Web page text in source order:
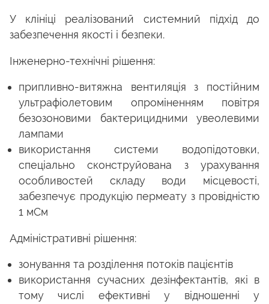
У клініці реалізований системний підхід до
забезпечення якості і безпеки.
Інженерно-технічні рішення:
припливно-витяжна вентиляція з постійним
ультрафіолетовим опроміненням повітря
безозоновими бактерицидними увеолевими
лампами
використання системи водопідотовки,
спеціально сконструйована з урахування
особливостей складу води місцевості,
забезпечує продукцію пермеату з провідністю
1 мСм
Адміністративні рішення:
зонування та розділення потоків пацієнтів
використання сучасних дезінфектантів, які в
тому числі ефективні у відношенні у